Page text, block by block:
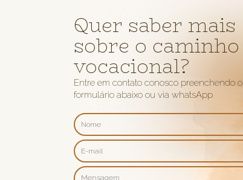
Quer saber mais
sobre o caminho
vocacional?
Entre em contato conosco preenchendo o
formulário abaixo ou via whatsApp